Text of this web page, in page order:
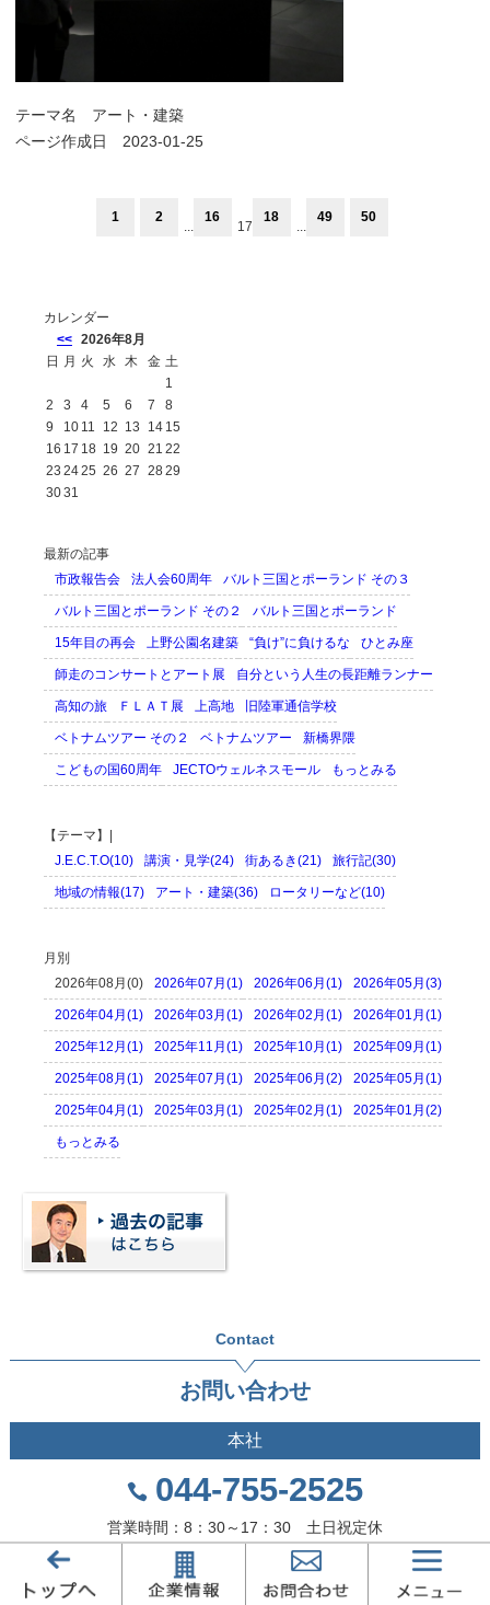
テーマ名 アート・建築
ページ作成日 2023-01-25
1 2 16
17
18 49 50
カレンダー
<<
2026年8月
日 月 火 水 木 金 土
1
2
3 4 5 6 7
8
9
10 11 12 13 14 15
16 17 18 19 20 21 22
23 2425 26 27 2829
3031
最新の記事
市政報告会
法人会60周年 バルト三国とポーランド その３
バルト三国とポーランド その２ バルト三国とポーランド
15年目の再会 上野公園名建築 “負け”に負けるな ひとみ座
師走のコンサートとアート展 自分という人生の長距離ランナー
高知の旅 ＦＬＡＴ展 上高地 旧陸軍通信学校
ベトナムツアー その２ ベトナムツアー 新橋界隈
こどもの国60周年 JECTOウェルネスモール もっとみる
【テーマ】|
J.E.C.T.O(10)
講演・見学(24) 街あるき(21) 旅行記(30)
地域の情報(17) アート・建築(36) ロータリーなど(10)
月別
2026年08月(0)
2026年07月(1) 2026年06月(1) 2026年05月(3)
2026年04月(1) 2026年03月(1) 2026年02月(1) 2026年01月(1)
2025年12月(1) 2025年11月(1) 2025年10月(1) 2025年09月(1)
2025年08月(1) 2025年07月(1) 2025年06月(2) 2025年05月(1)
2025年04月(1) 2025年03月(1) 2025年02月(1) 2025年01月(2)
もっとみる
Contact
お問い合わせ
本社
044-755-2525
営業時間：8：30～17：30 土日祝定休